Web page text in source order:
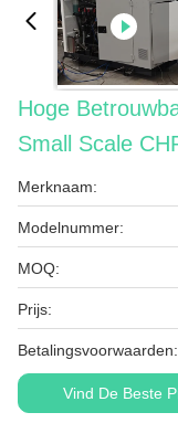
Hoge
Small Scale
Merknaam:
Modelnummer:
MOQ:
Prijs:
Betalingsvoorwaarden:
Vind De Beste